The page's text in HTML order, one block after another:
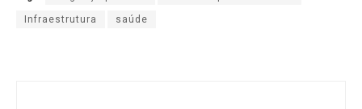
Infraestrutura saúde